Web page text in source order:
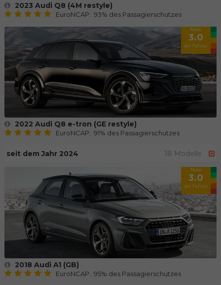
2023 Audi Q8 (4M restyle)
EuroNCAP: 93% des Passagierschutzes
Note
3.0
der Fahrer
2022 Audi Q8 e-tron (GE restyle)
EuroNCAP: 91% des Passagierschutzes
seit dem Jahr 2024 18 Modelle
Note
3.0
der Fahrer
2018 Audi A1 (GB)
EuroNCAP: 95% des Passagierschutzes